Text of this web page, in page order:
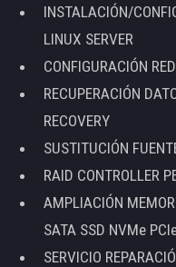
INSTALACIÓN/
LINUX SERVER
CONFIGURACIÓN
RECUPERACIÓN
RECOVERY
SUSTITUCIÓN
RAID CONTROLLER
AMPLIACIÓN
SATA SSD NVMe
SERVICIO